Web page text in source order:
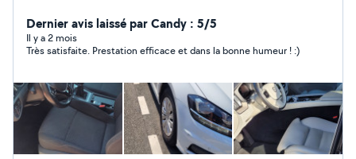
propose en location ma shampouineuse Je propose en
location ma perceuse Électricité : un probleme
electrique , remplacer / deplacer des prises . Motoriser
recharge electrique maçonnerie , petits travaux de
plomberie, debroussailleuse, tondre la pelouse.,tailler
les haies ..etc .. montage de meuble , dressing , cuisines
equipées Je suis un particulier.
Dernier avis laissé par Candy : 5/5
Il y a 2 mois
Très satisfaite. Prestation efficace et dans la bonne humeur ! :)